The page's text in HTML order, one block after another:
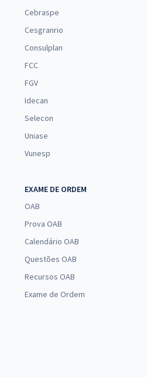
Cebraspe
Cesgranrio
Consulplan
FCC
FGV
Idecan
Selecon
Uniase
Vunesp
EXAME DE ORDEM
OAB
Prova OAB
Calendário OAB
Questões OAB
Recursos OAB
Exame de Ordem